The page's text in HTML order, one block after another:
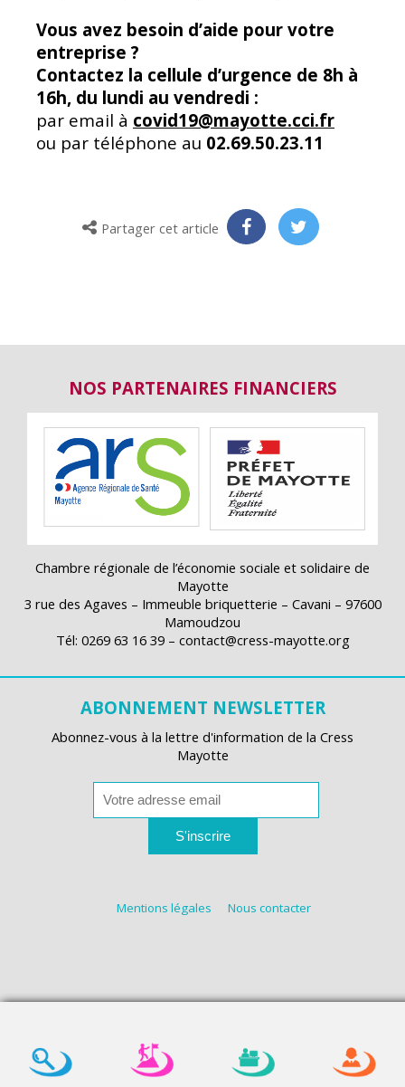
Vous avez besoin d’aide pour votre
entreprise ?
Contactez la cellule d’urgence de 8h à
16h, du lundi au vendredi :
par email à covid19@mayotte.cci.fr
ou par téléphone au 02.69.50.23.11
Partager cet article
NOS PARTENAIRES FINANCIERS
Chambre régionale de l’économie sociale et solidaire de
Mayotte
3 rue des Agaves – Immeuble briquetterie – Cavani – 97600
Mamoudzou
Tél: 0269 63 16 39 – contact@cress-mayotte.org
ABONNEMENT NEWSLETTER
Abonnez-vous à la lettre d'information de la Cress
Mayotte
S'inscrire
Mentions légales Nous contacter